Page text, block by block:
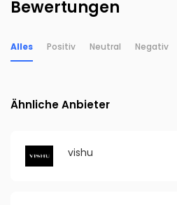
Bewertungen
Alles Positiv Neutral Negativ
Ähnliche Anbieter
vishu